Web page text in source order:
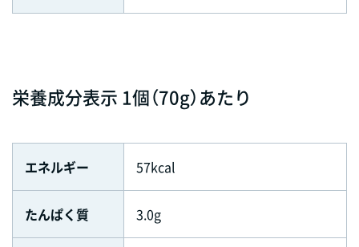
栄養成分表示 1個（70g）あたり
エネルギー 57kcal
たんぱく質 3.0g